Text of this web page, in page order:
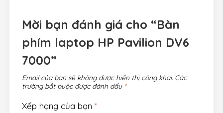
Mời bạn đánh giá cho “Bàn
phím laptop HP Pavilion DV6
7000”
Email của bạn sẽ không được hiển thị công khai. Các
trường bắt buộc được đánh dấu *
Xếp hạng của bạn *